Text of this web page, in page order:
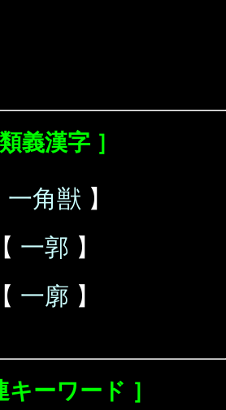
類義漢字 ］
一角獣 】
【 一郭 】
【 一廓 】
キーワード ］